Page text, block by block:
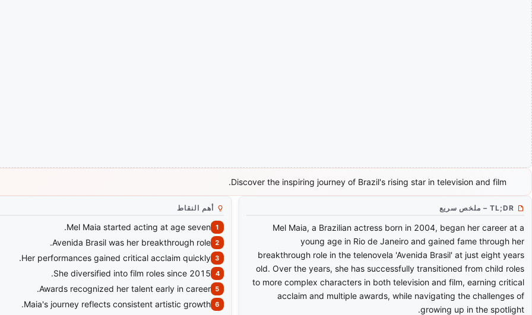
Discover the inspiring journey of Brazil's rising star in television and film.
TL;DR – ملخص سريع
Mel Maia, a Brazilian actress born in 2004, began her career at a
young age in Rio de Janeiro and gained fame through her
breakthrough role in the telenovela 'Avenida Brasil' at just eight years
old. Over the years, she has successfully transitioned from child roles
to more complex characters in both television and film, earning critical
acclaim and multiple awards, while navigating the challenges of
growing up in the spotlight.
أهم النقاط
Mel Maia started acting at age seven.
Avenida Brasil was her breakthrough role.
Her performances gained critical acclaim quickly.
She diversified into film roles since 2015.
Awards recognized her talent early in career.
Maia's journey reflects consistent artistic growth.